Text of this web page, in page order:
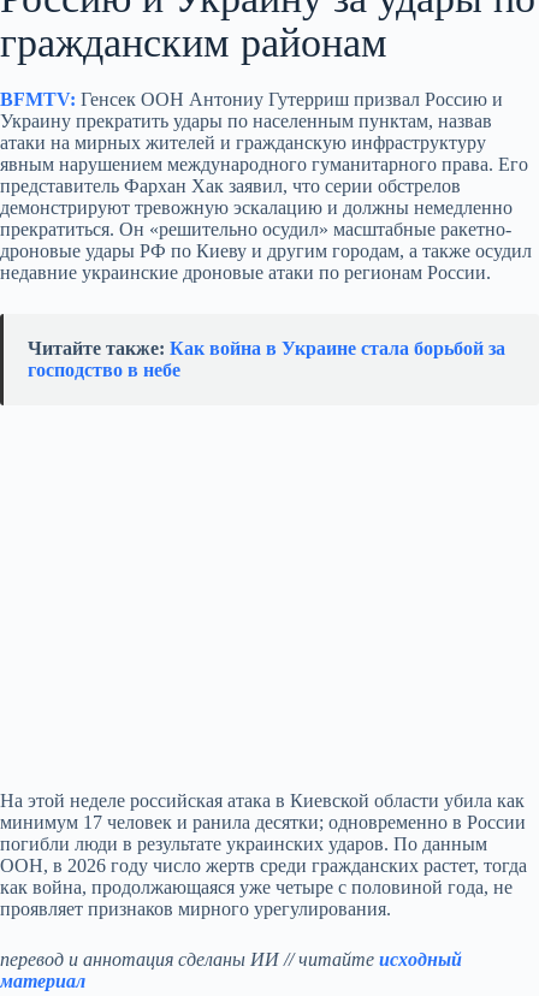
гражданским районам
BFMTV: Генсек ООН Антониу Гутерриш призвал Россию и
Украину прекратить удары по населенным пунктам, назвав
атаки на мирных жителей и гражданскую инфраструктуру
явным нарушением международного гуманитарного права. Его
представитель Фархан Хак заявил, что серии обстрелов
демонстрируют тревожную эскалацию и должны немедленно
прекратиться. Он «решительно осудил» масштабные ракетно-
дроновые удары РФ по Киеву и другим городам, а также осудил
недавние украинские дроновые атаки по регионам России.
Читайте также: Как война в Украине стала борьбой за
господство в небе
На этой неделе российская атака в Киевской области убила как
минимум 17 человек и ранила десятки; одновременно в России
погибли люди в результате украинских ударов. По данным
ООН, в 2026 году число жертв среди гражданских растет, тогда
как война, продолжающаяся уже четыре с половиной года, не
проявляет признаков мирного урегулирования.
перевод и аннотация сделаны ИИ // читайте исходный
материал